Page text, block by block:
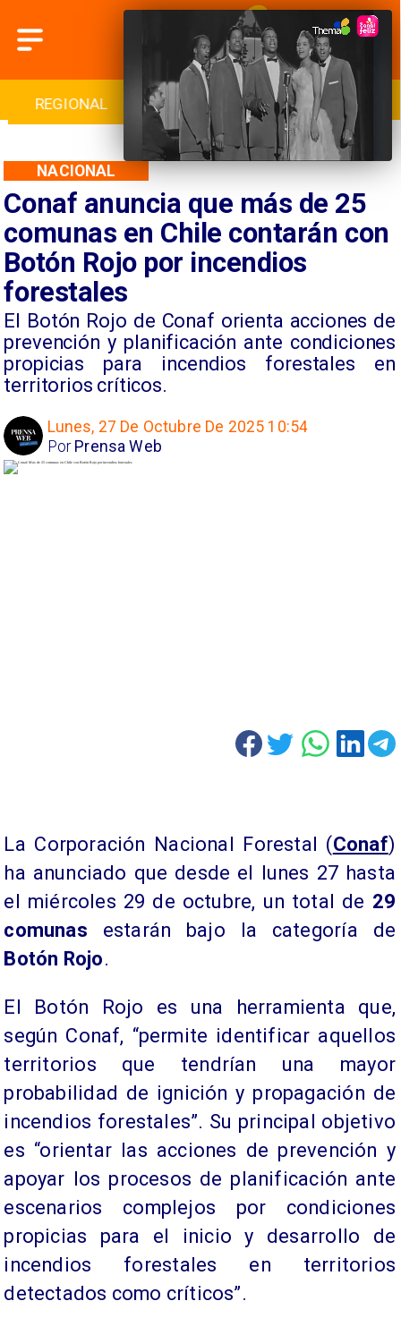
REGIONAL INTERNACIONAL DEPORTES
Conaf anuncia que más de 25
comunas en Chile contarán con
Botón Rojo por incendios
forestales
El Botón Rojo de Conaf orienta acciones de
prevención y planificación ante condiciones
propicias para incendios forestales en
territorios críticos.
NACIONAL
Lunes, 27 De Octubre De 2025 10:54
Prensa Web
Por
La Corporación Nacional Forestal (Conaf)
ha anunciado que desde el lunes 27 hasta
el miércoles 29 de octubre, un total de 29
comunas estarán bajo la categoría de
Botón Rojo.
El Botón Rojo es una herramienta que,
según Conaf, “permite identificar aquellos
territorios que tendrían una mayor
probabilidad de ignición y propagación de
incendios forestales”. Su principal objetivo
es “orientar las acciones de prevención y
apoyar los procesos de planificación ante
escenarios complejos por condiciones
propicias para el inicio y desarrollo de
incendios forestales en territorios
detectados como críticos”.